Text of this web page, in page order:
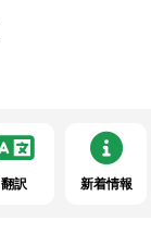
翻訳 新着情報